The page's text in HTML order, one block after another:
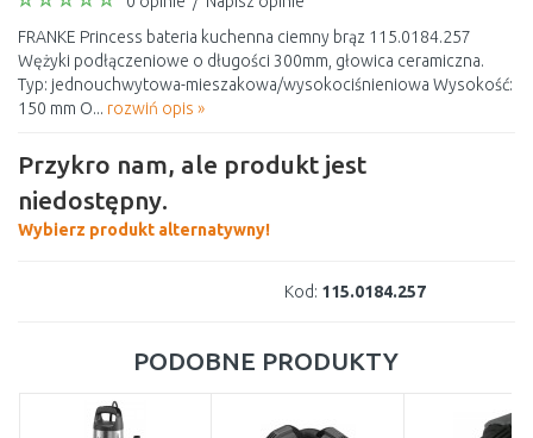
FRANKE Princess bateria kuchenna ciemny brąz 115.0184.257
Wężyki podłączeniowe o długości 300mm, głowica ceramiczna.
Typ: jednouchwytowa-mieszakowa/wysokociśnieniowa Wysokość:
150 mm O... rozwiń opis »
Przykro nam, ale produkt jest
niedostępny.
Wybierz produkt alternatywny!
Kod: 115.0184.257
PODOBNE PRODUKTY